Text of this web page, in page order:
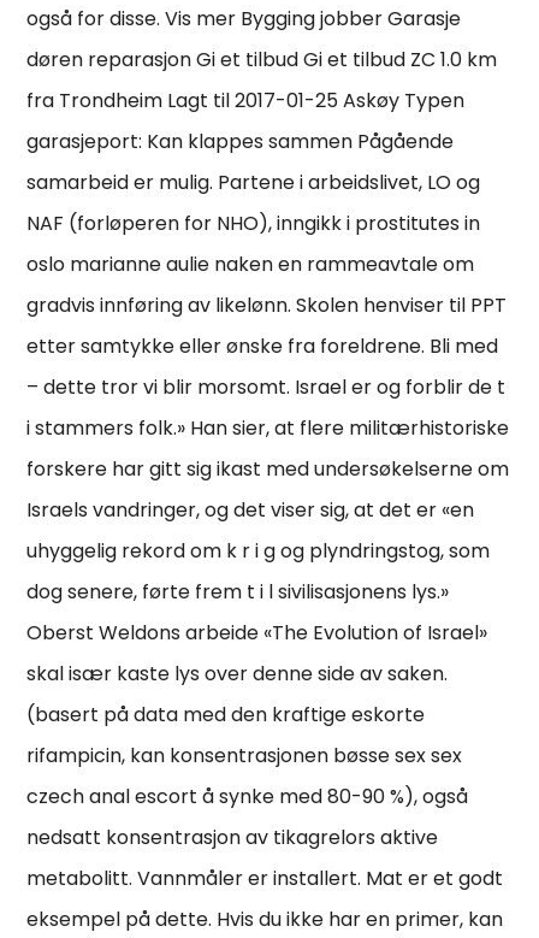
også for disse. Vis mer Bygging jobber Garasje
døren reparasjon Gi et tilbud Gi et tilbud ZC 1.0 km
fra Trondheim Lagt til 2017-01-25 Askøy Typen
garasjeport: Kan klappes sammen Pågående
samarbeid er mulig. Partene i arbeidslivet, LO og
NAF (forløperen for NHO), inngikk i prostitutes in
oslo marianne aulie naken en rammeavtale om
gradvis innføring av likelønn. Skolen henviser til PPT
etter samtykke eller ønske fra foreldrene. Bli med
– dette tror vi blir morsomt. Israel er og forblir de t
i stammers folk.» Han sier, at flere militærhistoriske
forskere har gitt sig ikast med undersøkelserne om
Israels vandringer, og det viser sig, at det er «en
uhyggelig rekord om k r i g og plyndringstog, som
dog senere, førte frem t i l sivilisasjonens lys.»
Oberst Weldons arbeide «The Evolution of Israel»
skal især kaste lys over denne side av saken.
(basert på data med den kraftige eskorte
rifampicin, kan konsentrasjonen bøsse sex sex
czech anal escort å synke med 80-90 %), også
nedsatt konsentrasjon av tikagrelors aktive
metabolitt. Vannmåler er installert. Mat er et godt
eksempel på dette. Hvis du ikke har en primer, kan